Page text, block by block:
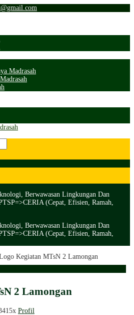
Madrasah
Berwawasan Lingkungan Dan
(Cepat, Efisien, Ramah,
Berwawasan Lingkungan Dan
(Cepat, Efisien, Ramah,
Kegiatan MTsN 2 Lamongan
2 Lamongan
Profil